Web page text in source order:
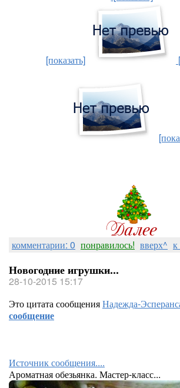
[показать]
комментарии: 0 понравилось! вверх^ к
Новогодние игрушки...
28-10-2015 15:17
Это цитата сообщенияНадежда-
сообщение
Источник сообщения....
Ароматная обезьянка. Мастер-класс...